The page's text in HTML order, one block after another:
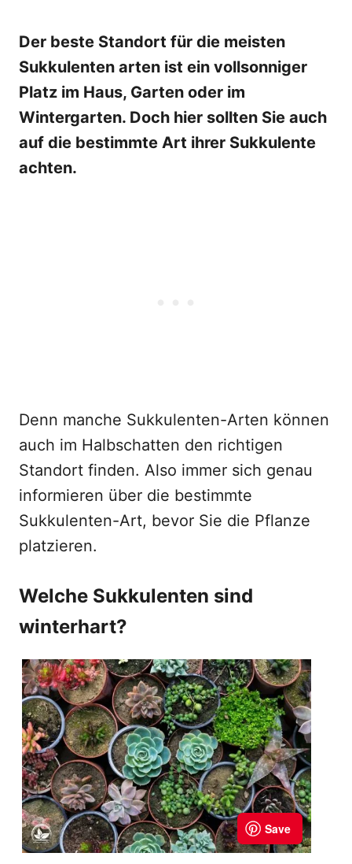
Der beste Standort für die meisten
Sukkulenten arten ist ein vollsonniger
Platz im Haus, Garten oder im
Wintergarten. Doch hier sollten Sie auch
auf die bestimmte Art ihrer Sukkulente
achten.
Denn manche Sukkulenten-Arten können
auch im Halbschatten den richtigen
Standort finden. Also immer sich genau
informieren über die bestimmte
Sukkulenten-Art, bevor Sie die Pflanze
platzieren.
Welche Sukkulenten sind
winterhart?